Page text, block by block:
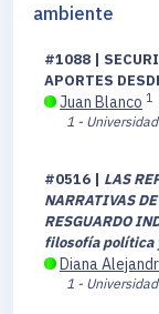
ambiente
#1088 |
APORTES
Juan Blanco 1
1 -
#0516 | LAS
NARRATIVAS
RESGUARDO
filosofía política
Diana
1 -